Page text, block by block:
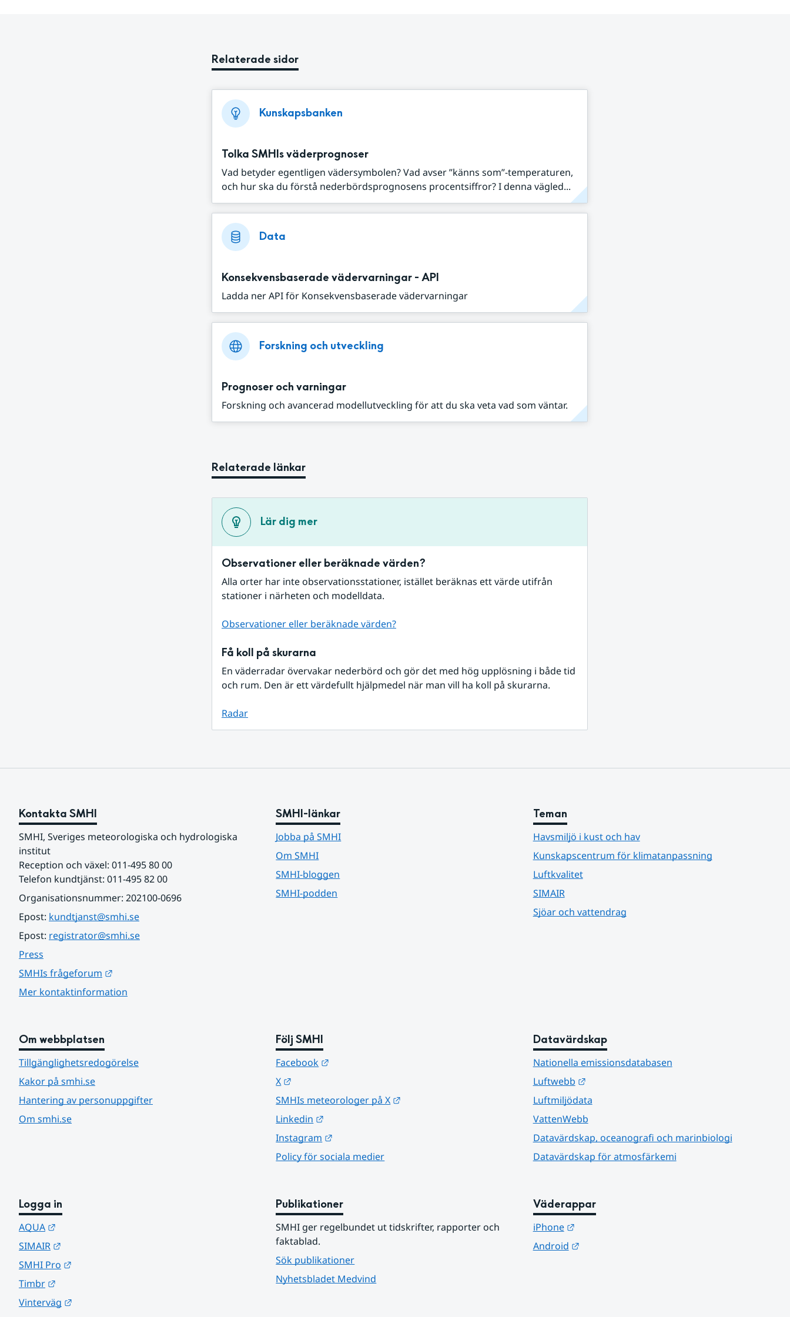
Relaterade sidor
Kunskapsbanken
Tolka SMHIs väderprognoser
Vad betyder egentligen vädersymbolen? Vad avser ”känns som”-temperaturen,
och hur ska du förstå nederbördsprognosens procentsiffror? I denna vägled...
Data
Konsekvensbaserade vädervarningar - API
Ladda ner API för Konsekvensbaserade vädervarningar
Forskning och utveckling
Prognoser och varningar
Forskning och avancerad modellutveckling för att du ska veta vad som väntar.
Relaterade länkar
Lär dig mer
Observationer eller beräknade värden?
Alla orter har inte observationsstationer, istället beräknas ett värde utifrån
stationer i närheten och modelldata.
Observationer eller beräknade värden?
Få koll på skurarna
En väderradar övervakar nederbörd och gör det med hög upplösning i både tid
och rum. Den är ett värdefullt hjälpmedel när man vill ha koll på skurarna.
Radar
Kontakta SMHI
SMHI, Sveriges meteorologiska och hydrologiska
institut
Reception och växel: 011-495 80 00
Telefon kundtjänst: 011-495 82 00
Organisationsnummer: 202100-0696
Epost: kundtjanst@smhi.se
Epost: registrator@smhi.se
Press
SMHIs frågeforum
Mer kontaktinformation
SMHI-länkar
Jobba på SMHI
Om SMHI
SMHI-bloggen
SMHI-podden
Teman
Havsmiljö i kust och hav
Kunskapscentrum för klimatanpassning
Luftkvalitet
SIMAIR
Sjöar och vattendrag
Om webbplatsen
Tillgänglighetsredogörelse
Kakor på smhi.se
Hantering av personuppgifter
Om smhi.se
Följ SMHI
Facebook
X
SMHIs meteorologer på X
Linkedin
Instagram
Policy för sociala medier
Datavärdskap
Nationella emissionsdatabasen
Luftwebb
Länk till annan webbplats.
Luftmiljödata
VattenWebb
Datavärdskap, oceanografi och marinbiologi
Datavärdskap för atmosfärkemi
Logga in
AQUA
SIMAIR
SMHI Pro
Timbr
Vinterväg
Publikationer
SMHI ger regelbundet ut tidskrifter, rapporter och
faktablad.
Sök publikationer
Nyhetsbladet Medvind
Väderappar
iPhone
Länk till annan webbplats.
Android
Länk till annan webbplats.